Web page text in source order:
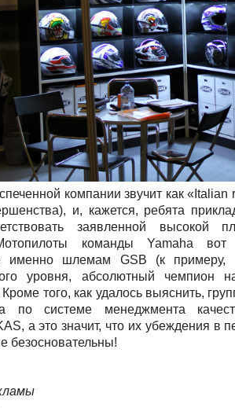
компании звучит как
и, кажется, ребята
заявленной высокой
команды Yamaha
именно шлемам GSB (к
уровня, абсолютный чемпион
того, как удалось выяснить,
по системе менеджмента
а это значит, что их убеждения в
безосновательны!